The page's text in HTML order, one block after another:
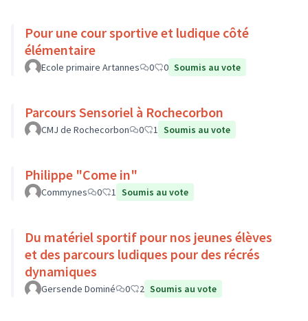
Pour une cour sportive et ludique côté
élémentaire
Ecole primaire Artannes 0 0 Soumis au vote
Parcours Sensoriel à Rochecorbon
CMJ de Rochecorbon 0 1 Soumis au vote
Philippe "Come in"
Commynes 0 1 Soumis au vote
Du matériel sportif pour nos jeunes élèves
et des parcours ludiques pour des récrés
dynamiques
Gersende Dominé 0 2 Soumis au vote